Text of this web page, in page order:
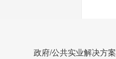
政府/公共实业解决方案